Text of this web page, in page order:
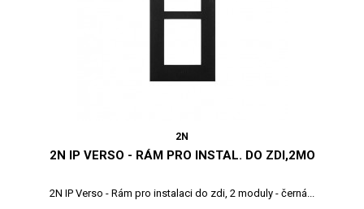
2N
2N IP VERSO - RÁM PRO INSTAL. DO ZDI,2MO
2N IP Verso - Rám pro instalaci do zdi, 2 moduly - černá...